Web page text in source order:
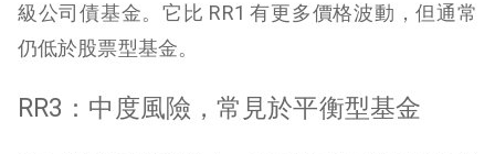
級公司債基金。它比 RR1 有更多價格波動，但通常
仍低於股票型基金。
RR3：中度風險，常見於平衡型基金